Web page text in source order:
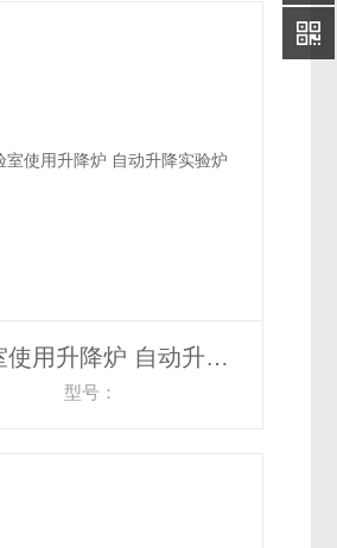
实验室使用升降炉 自动升降实验炉
型号：